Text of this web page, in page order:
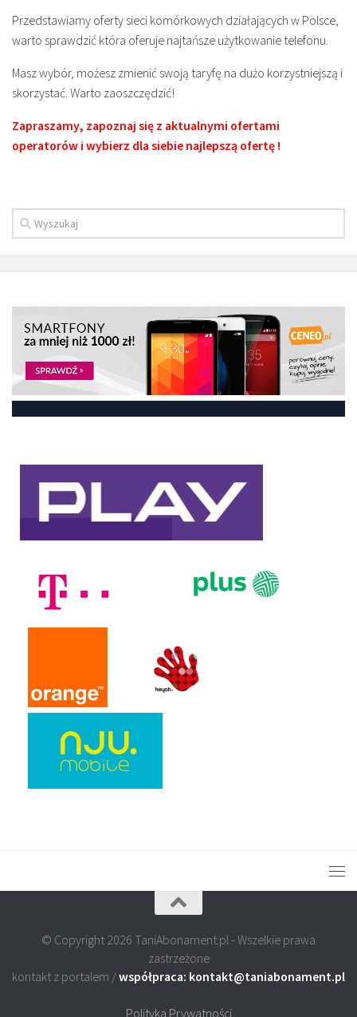
Przedstawiamy oferty sieci komórkowych działających w Polsce,
warto sprawdzić która oferuje najtańsze użytkowanie telefonu.
Masz wybór, możesz zmienić swoją taryfę na dużo korzystniejszą i
skorzystać. Warto zaoszczędzić!
Zapraszamy, zapoznaj się z aktualnymi ofertami
operatorów i wybierz dla siebie najlepszą ofertę !
© Copyright 2026 TaniAbonament.pl - Wszelkie prawa
zastrzeżone
kontakt z portalem /współpraca: kontakt@taniabonament.pl
Polityka Prywatności